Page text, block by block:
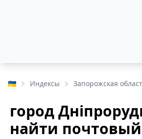
🇺🇦 Индексы Запорожская
город
найти